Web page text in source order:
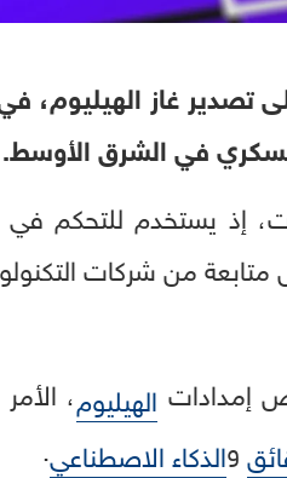
تصدير غاز الهيليوم،
في الشرق الأوسط.
إذ يستخدم للتحكم في
من شركات
إمدادات الهيليوم،
والذكاء الاصطناعي.